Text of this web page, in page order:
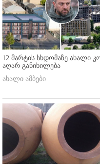
12 მარტის სხდომაზე ახალი
აღარ განიხილება
ახალი ამბები